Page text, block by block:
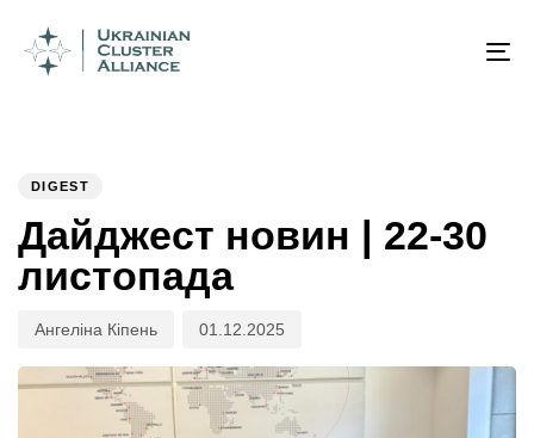
IN:
DIGEST
Дайджест новин | 22-30
листопада
Ангеліна Кіпень
on:
01.12.2025